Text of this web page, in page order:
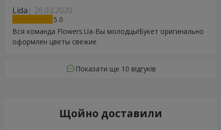
Lida 26.03.2020
5
Вся команда Flowers.Ua-Вы молодцы!Букет оригинально
оформлен цветы свежие
Показати ще 10 відгуків
Щойно доставили